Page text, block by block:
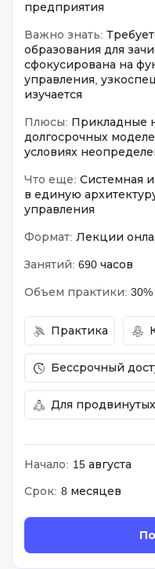
предприятия
Важно знать:
образования для
сфокусирована на
управления,
изучается
Плюсы: Прикладные
долгосрочных
условиях
Что еще: Системная
в единую
управления
Формат: Лекции
Занятий: 690 часов
Объем практики: 30%
Практика
Бессрочный
Для продвинутых
Начало: 15 августа
Срок: 8 месяцев